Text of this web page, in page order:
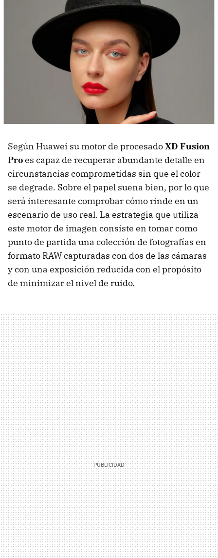
Según Huawei su motor de procesadoXD Fusion
Proes capaz de recuperar abundante detalle en
circunstancias comprometidas sin que el color
se degrade. Sobre el papel suena bien, por lo que
será interesante comprobar cómo rinde en un
escenario de uso real. La estrategia que utiliza
este motor de imagen consiste en tomar como
punto de partida una colección de fotografías en
formato RAW capturadas con dos de las cámaras
y con una exposición reducida con el propósito
de minimizar el nivel de ruido.